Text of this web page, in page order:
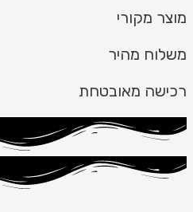
מוצר מקורי
משלוח מהיר
רכישה מאובטחת